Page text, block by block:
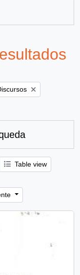
filter:
Table view